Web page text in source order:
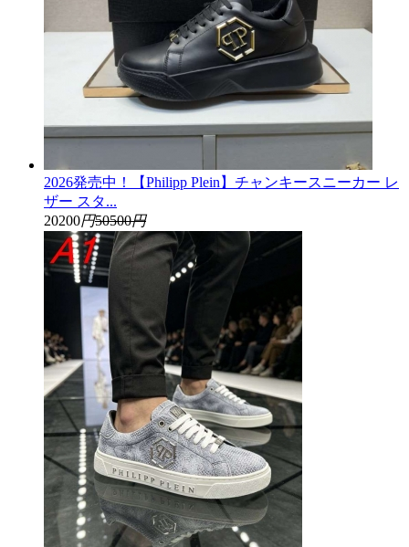
2026発売中！【Philipp Plein】チャンキースニーカー レ
ザー スタ...
20200円50500円